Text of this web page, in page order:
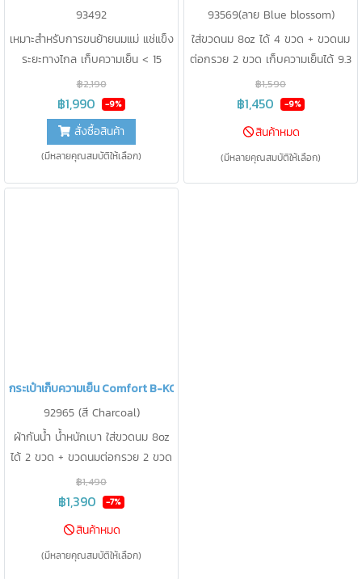
93492
เหมาะสำหรับการขนย้ายนมแม่ แช่แข็ง
ระยะทางไกล เก็บความเย็น < 15
องศา นาน 22 ชม. ขนาด 13 ลิตร
รองรับน้ำหนัก 10-15 กิโลกรัม
฿2,190
฿1,990 -9%
สั่งซื้อสินค้า
(มีหลายคุณสมบัติให้เลือก)
93569(ลาย Blue blossom)
ใส่ขวดนม 8oz ได้ 4 ขวด + ขวดนม
ต่อกรวย 2 ขวด เก็บความเย็นได้ 9.3
องศา นาน 15 ชม. ผลิตจากผ้าแค
นวาส เคลือบเงา กันน้ำได้ ทำความ
฿1,590
฿1,450 -9%
สินค้าหมด
(มีหลายคุณสมบัติให้เลือก)
กระเป๋าเก็บความเย็น Comfort B-KOOL
92965 (สี Charcoal)
ผ้ากันน้ำ น้ำหนักเบา ใส่ขวดนม 8oz
ได้ 2 ขวด + ขวดนมต่อกรวย 2 ขวด
เก็บความเย็นได้ 12.3 องศา นาน 16
ชม.
฿1,490
฿1,390 -7%
สินค้าหมด
(มีหลายคุณสมบัติให้เลือก)